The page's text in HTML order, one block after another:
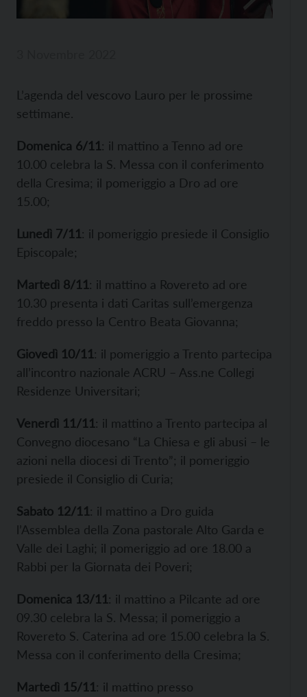
L’agenda del vescovo Lauro per le prossime
settimane.
Domenica 6/11: il mattino a Tenno ad ore
10.00 celebra la S. Messa con il conferimento
della Cresima; il pomeriggio a Dro ad ore
15.00;
Lunedì 7/11: il pomeriggio presiede il Consiglio
Episcopale;
Martedì 8/11: il mattino a Rovereto ad ore
10.30 presenta i dati Caritas sull’emergenza
freddo presso la Centro Beata Giovanna;
Giovedì 10/11: il pomeriggio a Trento partecipa
all’incontro nazionale ACRU – Ass.ne Collegi
Residenze Universitari;
Venerdì 11/11: il mattino a Trento partecipa al
Convegno diocesano “La Chiesa e gli abusi – le
azioni nella diocesi di Trento”; il pomeriggio
presiede il Consiglio di Curia;
Sabato 12/11: il mattino a Dro guida
l’Assemblea della Zona pastorale Alto Garda e
Valle dei Laghi; il pomeriggio ad ore 18.00 a
Rabbi per la Giornata dei Poveri;
Domenica 13/11: il mattino a Pilcante ad ore
09.30 celebra la S. Messa; il pomeriggio a
Rovereto S. Caterina ad ore 15.00 celebra la S.
Messa con il conferimento della Cresima;
Martedì 15/11: il mattino presso